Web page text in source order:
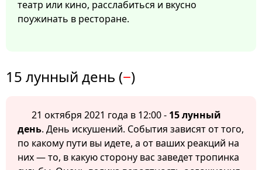
театр или кино, расслабиться и вкусно
поужинать в ресторане.
15 лунный день (−)
21 октября 2021 года в 12:00 - 15 лунный
день. День искушений. События зависят от того,
по какому пути вы идете, а от ваших реакций на
них — то, в какую сторону вас заведет тропинка